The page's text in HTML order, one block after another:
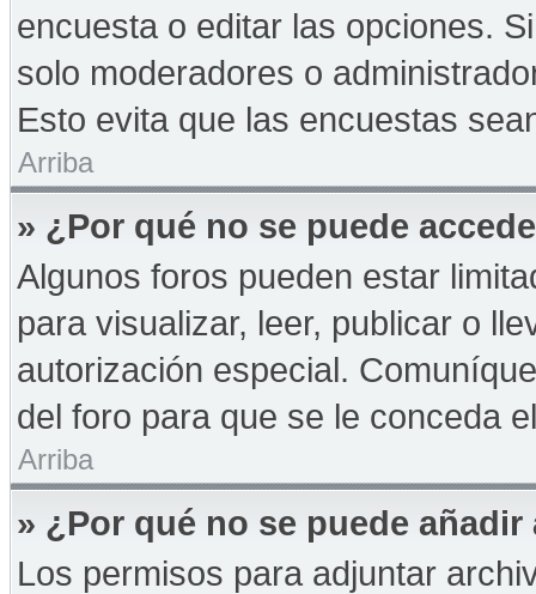
encuesta o editar las opciones.
solo moderadores o
Esto evita que las encuestas
Arriba
» ¿Por qué no se puede
Algunos foros pueden estar
para visualizar, leer, publicar o
autorización especial.
del foro para que se le conceda
Arriba
» ¿Por qué no se puede
Los permisos para adjuntar